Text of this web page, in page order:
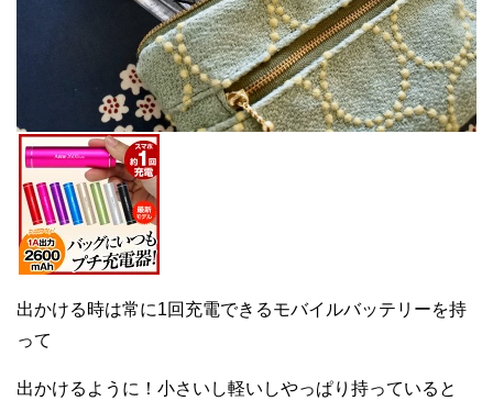
出かける時は常に1回充電できるモバイルバッテリーを持
って
出かけるように！小さいし軽いしやっぱり持っていると